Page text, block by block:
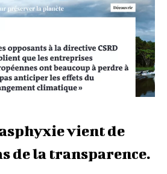
vient de
de la transparence.